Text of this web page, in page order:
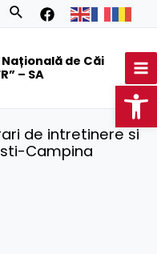
Search
de Căi
– SA
de intretinere si
Campina